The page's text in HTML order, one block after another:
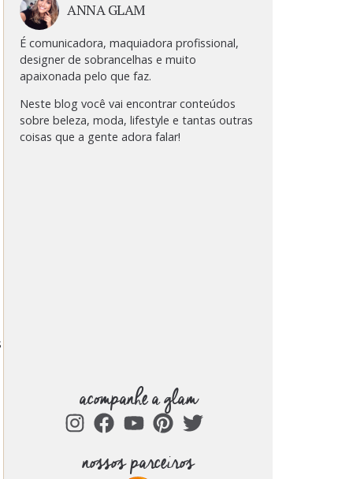
ANNA GLAM
É comunicadora, maquiadora profissional,
designer de sobrancelhas e muito
apaixonada pelo que faz.
Neste blog você vai encontrar conteúdos
sobre beleza, moda, lifestyle e tantas outras
coisas que a gente adora falar!
acompanhe a glam
nossos parceiros